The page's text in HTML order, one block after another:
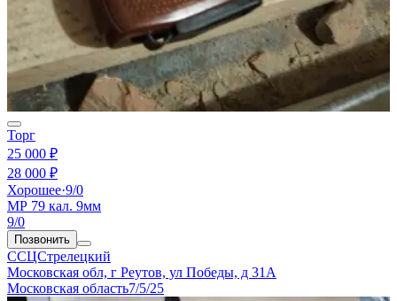
Торг
25 000 ₽
28 000 ₽
Хорошее·9/0
МР 79 кал. 9мм
9/0
Позвонить
ССЦСтрелецкий
Московская обл, г Реутов, ул Победы, д 31А
Московская область7/5/25